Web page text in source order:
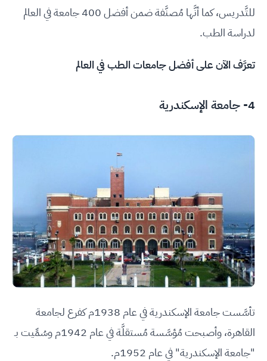
للتَّدريس، كما أنَّها مُصنَّفة ضمن أفضل 400 جامعة في العالم
لدراسة الطب.
تعرَّف الآن علىأفضل جامعات الطب في العالم
4- جامعة الإسكندرية
تأسَّست جامعة الإسكندرية في عام 1938م كفرع لجامعة
القاهرة، وأصبحت مُؤسَّسة مُستقلَّة في عام 1942م وسُمِّيت بـ
"جامعة الإسكندرية" في عام 1952م.